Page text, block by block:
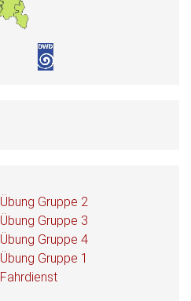
Übung Gruppe 2
Übung Gruppe 3
Übung Gruppe 4
Übung Gruppe 1
Fahrdienst